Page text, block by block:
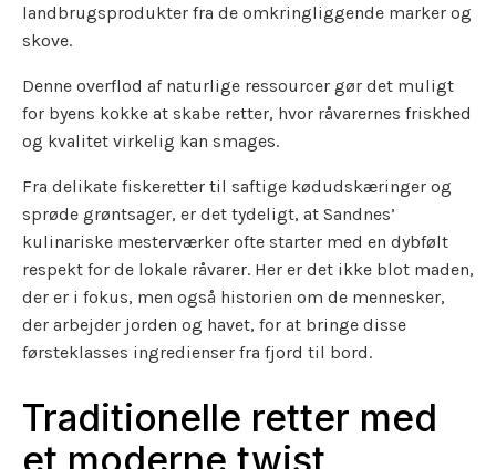
landbrugsprodukter fra de omkringliggende marker og
skove.
Denne overflod af naturlige ressourcer gør det muligt
for byens kokke at skabe retter, hvor råvarernes friskhed
og kvalitet virkelig kan smages.
Fra delikate fiskeretter til saftige kødudskæringer og
sprøde grøntsager, er det tydeligt, at Sandnes’
kulinariske mesterværker ofte starter med en dybfølt
respekt for de lokale råvarer. Her er det ikke blot maden,
der er i fokus, men også historien om de mennesker,
der arbejder jorden og havet, for at bringe disse
førsteklasses ingredienser fra fjord til bord.
Traditionelle retter med
et moderne twist